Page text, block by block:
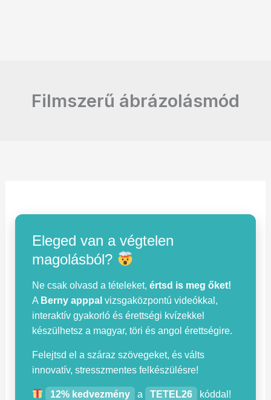
Filmszerű ábrázolásmód
Eleged van a végtelen
magolásból?
Ne csak olvasd a tételeket,értsd is meg őket!
A Berny apppal vizsgaközpontú videókkal,
interaktív gyakorló és érettségi kvízekkel
készülhetsz a magyar, töri és angol érettségire.
Felejtsd el a száraz szövegeket, és válts
innovatív, stresszmentes felkészülésre!
12% kedvezmény a TETEL26 kóddal!